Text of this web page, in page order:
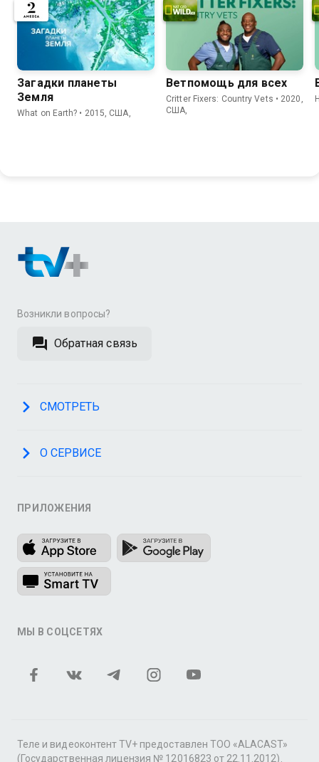
Загадки планеты
Земля
What on Earth? • 2015, США,
Ветпомощь для всех
Critter Fixers: Country Vets • 2020,
США,
Возникли вопросы?
Обратная связь
СМОТРЕТЬ
О СЕРВИСЕ
ПРИЛОЖЕНИЯ
МЫ В СОЦСЕТЯХ
Теле и видеоконтент TV+ предоставлен ТОО «ALACAST»
(Государственная лицензия № 12016823 от 22.11.2012).